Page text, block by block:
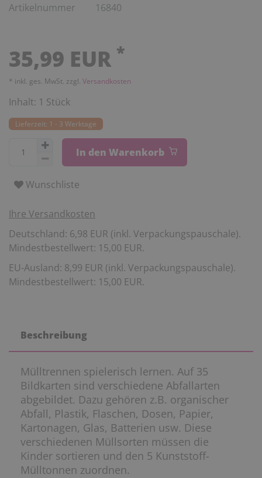
Artikelnummer 16840
35,99 EUR *
* inkl. ges. MwSt. zzgl. Versandkosten
Inhalt: 1 Stück
Lieferzeit: 1 - 3 Werktage
In den Warenkorb
Wunschliste
Ihre Versandkosten
Deutschland: 6,98 EUR (inkl. Verpackungspauschale).
Mindestbestellwert: 15,00 EUR.
EU-Ausland: 8,99 EUR (inkl. Verpackungspauschale).
Mindestbestellwert: 15,00 EUR.
Beschreibung
Mülltrennen spielerisch lernen. Auf 35
Bildkarten sind verschiedene Abfallarten
abgebildet. Dazu gehören z.B. organischer
Abfall, Plastik, Flaschen, Dosen, Papier,
Kartonagen, Glas, Batterien usw. Diese
verschiedenen Müllsorten müssen die
Kinder sortieren und den 5 Kunststoff-
Mülltonnen zuordnen.